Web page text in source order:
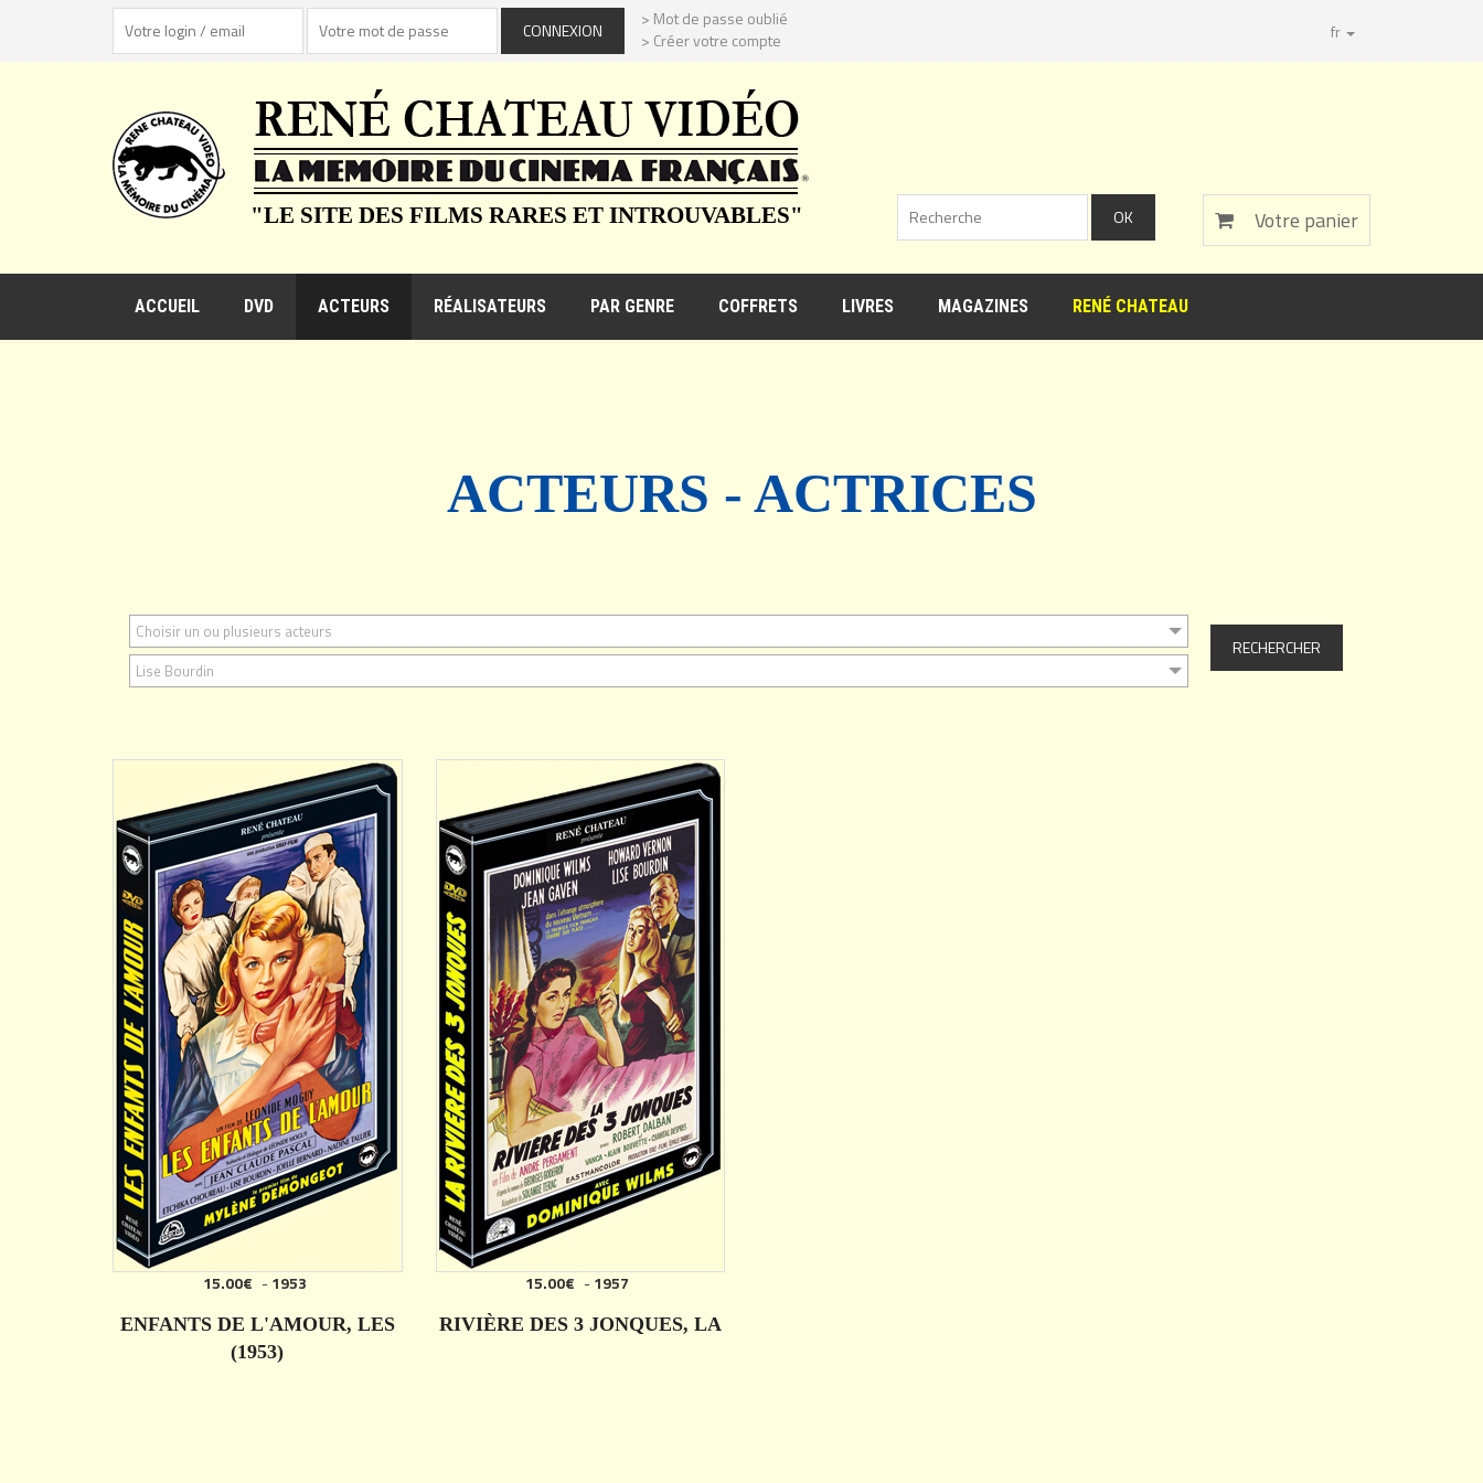
> Mot de passe oublié
> Créer votre compte
fr
"LE SITE DES FILMS RARES ET INTROUVABLES" Votre panier
ACCUEIL DVD ACTEURS RÉALISATEURS PAR GENRE COFFRETS LIVRES MAGAZINES RENÉ CHATEAU
ACTEURS - ACTRICES
Choisir un ou plusieurs acteurs
Lise Bourdin
AJOUTER
15.00€ -1953
ENFANTS DE L'AMOUR, LES
(1953)
AJOUTER
15.00€ -1957
RIVIÈRE DES 3 JONQUES, LA